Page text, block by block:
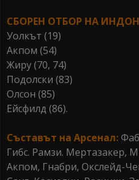
СБОРЕН ОТБОР НА
Уолкът (19)
Акпом (54)
Жиру (70, 74)
Подолски (83)
Олсон (85)
Ейсфилд (86).
Съставът на Арсенал:
Гибс. Рамзи. Мертазакер,
Акпом, Гнабри, Окслейд-